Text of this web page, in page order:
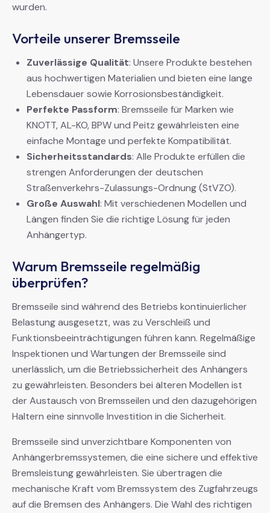
wurden.
Vorteile unserer Bremsseile
Zuverlässige Qualität: Unsere Produkte bestehen
aus hochwertigen Materialien und bieten eine lange
Lebensdauer sowie Korrosionsbeständigkeit.
Perfekte Passform: Bremsseile für Marken wie
KNOTT, AL-KO, BPW und Peitz gewährleisten eine
einfache Montage und perfekte Kompatibilität.
Sicherheitsstandards: Alle Produkte erfüllen die
strengen Anforderungen der deutschen
Straßenverkehrs-Zulassungs-Ordnung (StVZO).
Große Auswahl: Mit verschiedenen Modellen und
Längen finden Sie die richtige Lösung für jeden
Anhängertyp.
Warum Bremsseile regelmäßig
überprüfen?
Bremsseile sind während des Betriebs kontinuierlicher
Belastung ausgesetzt, was zu Verschleiß und
Funktionsbeeinträchtigungen führen kann. Regelmäßige
Inspektionen und Wartungen der Bremsseile sind
unerlässlich, um die Betriebssicherheit des Anhängers
zu gewährleisten. Besonders bei älteren Modellen ist
der Austausch von Bremsseilen und den dazugehörigen
Haltern eine sinnvolle Investition in die Sicherheit.
Bremsseile sind unverzichtbare Komponenten von
Anhängerbremssystemen, die eine sichere und effektive
Bremsleistung gewährleisten. Sie übertragen die
mechanische Kraft vom Bremssystem des Zugfahrzeugs
auf die Bremsen des Anhängers. Die Wahl des richtigen